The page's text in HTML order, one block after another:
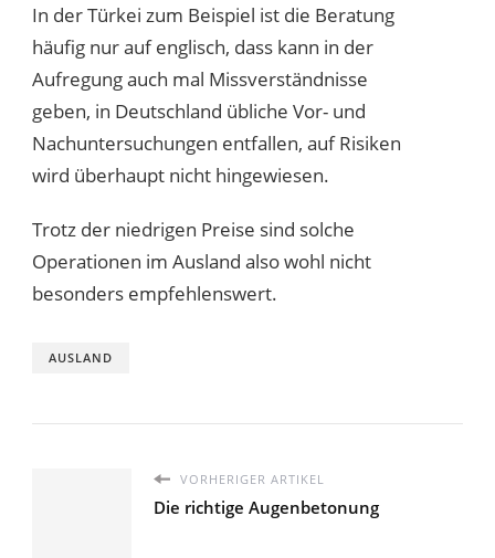
In der Türkei zum Beispiel ist die Beratung
häufig nur auf englisch, dass kann in der
Aufregung auch mal Missverständnisse
geben, in Deutschland übliche Vor- und
Nachuntersuchungen entfallen, auf Risiken
wird überhaupt nicht hingewiesen.
Trotz der niedrigen Preise sind solche
Operationen im Ausland also wohl nicht
besonders empfehlenswert.
AUSLAND
VORHERIGER ARTIKEL
Die richtige Augenbetonung